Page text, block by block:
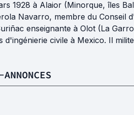
1928 à Alaior (Minorque, îles
Navarro, membre du Conseil
enseignante à Olot (La
d'ingénierie civile à Mexico. Il